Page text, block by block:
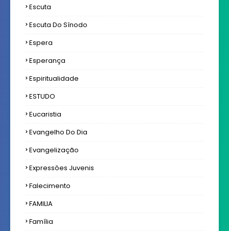
Escuta
Escuta Do Sínodo
Espera
Esperança
Espiritualidade
ESTUDO
Eucaristia
Evangelho Do Dia
Evangelização
Expressôes Juvenis
Falecimento
FAMILIA
Família